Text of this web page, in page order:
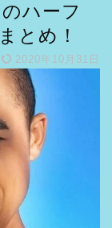
ハーフ
とめ！
2020年10月31日